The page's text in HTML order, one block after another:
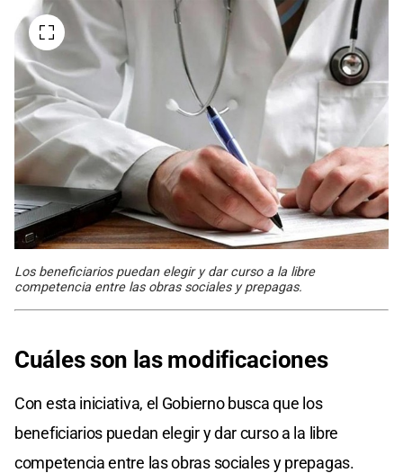
Los beneficiarios puedan elegir y dar curso a la libre
competencia entre las obras sociales y prepagas.
Cuáles son las modificaciones
Con esta iniciativa, el Gobierno busca que los
beneficiarios puedan elegir y dar curso a la libre
competencia entre las obras sociales y prepagas.